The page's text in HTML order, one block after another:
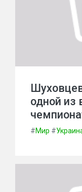
одной из
#Мир #